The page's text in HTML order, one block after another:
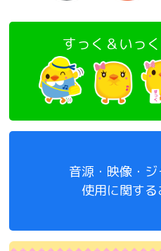
すっく＆いっ
音源・映像・
使用に関す